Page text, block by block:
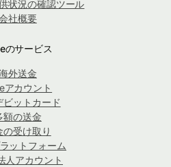
状況の確認ツール
社概要
のサービス
外送金
アカウント
ビットカード
額の送金
の受け取り
ットフォーム
人アカウント